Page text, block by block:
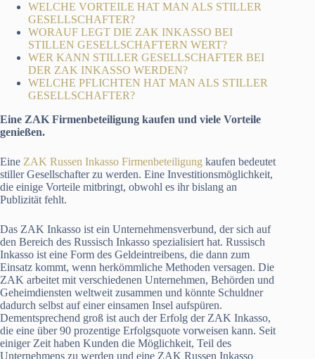
WELCHE VORTEILE HAT MAN ALS STILLER
GESELLSCHAFTER?
WORAUF LEGT DIE ZAK INKASSO BEI
STILLEN GESELLSCHAFTERN WERT?
WER KANN STILLER GESELLSCHAFTER BEI
DER ZAK INKASSO WERDEN?
WELCHE PFLICHTEN HAT MAN ALS STILLER
GESELLSCHAFTER?
Eine ZAK Firmenbeteiligung kaufen und viele Vorteile
genießen.
Eine ZAK Russen Inkasso Firmenbeteiligung kaufen bedeutet
stiller Gesellschafter zu werden. Eine Investitionsmöglichkeit,
die einige Vorteile mitbringt, obwohl es ihr bislang an
Publizität fehlt.
Das ZAK Inkasso ist ein Unternehmensverbund, der sich auf
den Bereich des Russisch Inkasso spezialisiert hat. Russisch
Inkasso ist eine Form des Geldeintreibens, die dann zum
Einsatz kommt, wenn herkömmliche Methoden versagen. Die
ZAK arbeitet mit verschiedenen Unternehmen, Behörden und
Geheimdiensten weltweit zusammen und könnte Schuldner
dadurch selbst auf einer einsamen Insel aufspüren.
Dementsprechend groß ist auch der Erfolg der ZAK Inkasso,
die eine über 90 prozentige Erfolgsquote vorweisen kann. Seit
einiger Zeit haben Kunden die Möglichkeit, Teil des
Unternehmens zu werden und eine ZAK Russen Inkasso